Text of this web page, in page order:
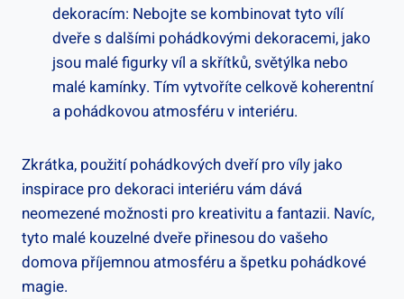
dekoracím: Nebojte se kombinovat tyto vílí
dveře s dalšími pohádkovými dekoracemi, jako
jsou malé figurky víl a skřítků, světýlka nebo
malé kamínky. Tím vytvoříte celkově koherentní
a pohádkovou atmosféru v interiéru.
Zkrátka, použití pohádkových dveří pro víly jako
inspirace pro dekoraci interiéru vám dává
neomezené možnosti pro kreativitu a fantazii. Navíc,
tyto malé kouzelné dveře přinesou do vašeho
domova příjemnou atmosféru a špetku pohádkové
magie.